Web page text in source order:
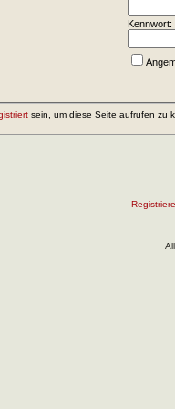
Kennwort:
sein, um diese Seite aufrufen zu